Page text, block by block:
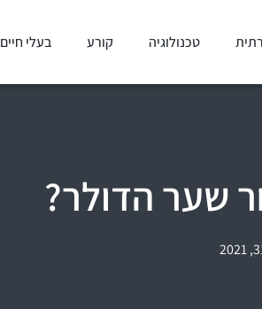
טכנולוגיה קורע בעלי חיים
שער הדולר?